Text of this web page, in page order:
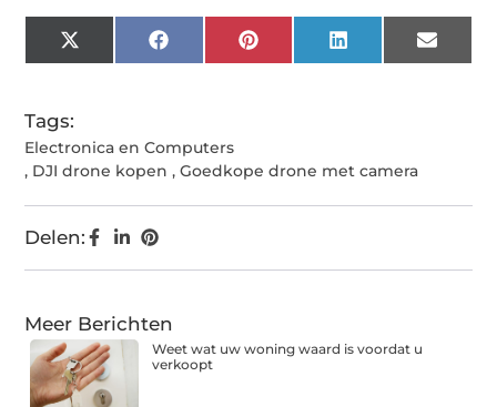
X
(Twitter)
FacebookPinterestLinkedIn Email
Tags:
Electronica en Computers
, DJI drone kopen ,Goedkope drone met camera
Delen:
Meer Berichten
Weet wat uw woning waard is voordat u
verkoopt